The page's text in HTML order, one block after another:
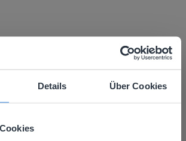
Details Über Cookies
entdecken!
Sommer